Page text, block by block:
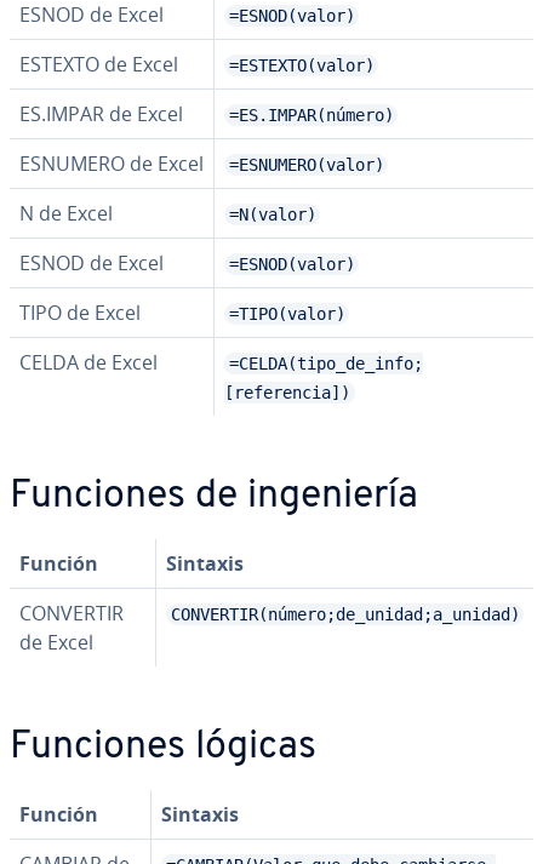
ESNOD de Excel =ESNOD(valor)
ESTEXTO de Excel =ESTEXTO(valor)
ES.IMPAR de Excel =ES.IMPAR(número)
ESNUMERO de Excel =ESNUMERO(valor)
N de Excel =N(valor)
ESNOD de Excel =ESNOD(valor)
TIPO de Excel =TIPO(valor)
CELDA de Excel
=CELDA(tipo_de_info;
[referencia])
Funciones de in­ge­nie­ría
Función
Sintaxis
CONVERTIR
de Excel
CONVERTIR(número;de_unidad;a_unidad)
Funciones lógicas
Función
Sintaxis